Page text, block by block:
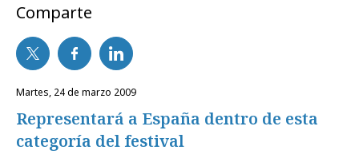
Comparte
martes, 24 de marzo 2009
Representará a España dentro de esta
categoría del festival